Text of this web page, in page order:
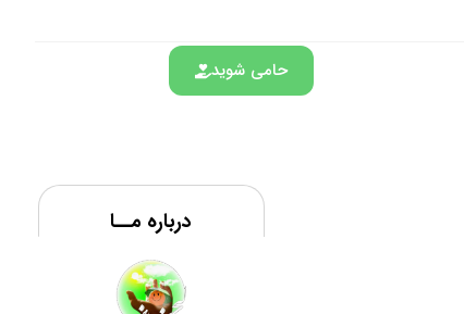
حامی شوید
درباره مــا